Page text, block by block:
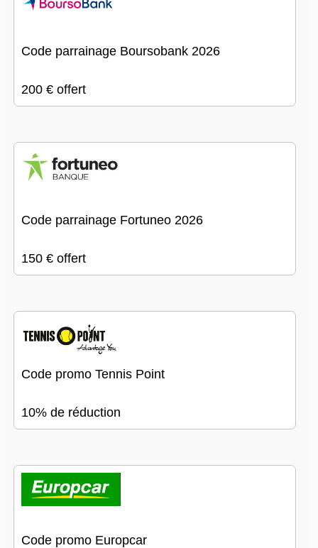
Code parrainage Boursobank 2026
200 € offert
Code parrainage Fortuneo 2026
150 € offert
Code promo Tennis Point
10% de réduction
Code promo Europcar